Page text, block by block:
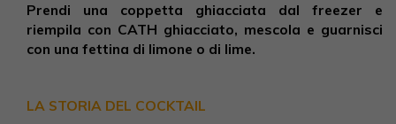
Prendi una coppetta ghiacciata dal freezer e
riempila con CATH ghiacciato, mescola e guarnisci
con una fettina di limone o di lime.
LA STORIA DEL COCKTAIL